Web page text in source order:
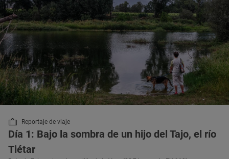
Reportaje de viaje
Día 1: Bajo la sombra de un hijo del Tajo, el río
Tiétar